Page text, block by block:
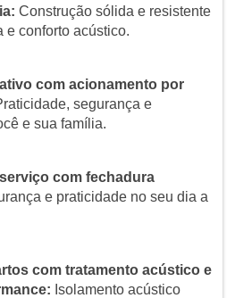
Construção sólida e resistente
e conforto acústico.
com acionamento por
segurança e
e sua família.
com fechadura
e praticidade no seu dia a
com tratamento acústico e
Isolamento acústico